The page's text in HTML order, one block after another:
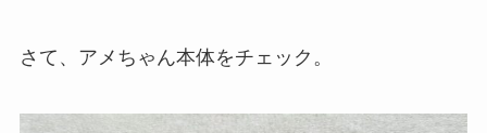
さて、アメちゃん本体をチェック。